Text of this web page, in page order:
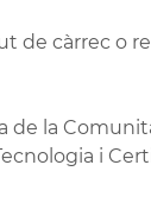
de càrrec o
la
i